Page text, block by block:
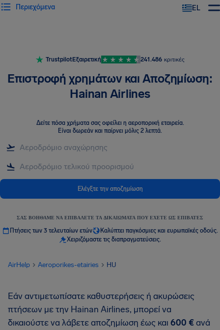
EL
Περιεχόμενα
TrustpilotΕξαιρετική 241.486 κριτικές
Επιστροφή χρημάτων και Αποζημίωση:
Hainan Airlines
Δείτε πόσα χρήματα σας οφείλει η αεροπορική εταιρεία.
Είναι δωρεάν και παίρνει μόλις 2 λεπτά.
Ελέγξτε την αποζημίωση
ΣΑΣ ΒΟΗΘΆΜΕ ΝΑ ΕΠΙΒΆΛΕΤΕ ΤΑ ΔΙΚΑΙΏΜΑΤΑ ΠΟΥ ΈΧΕΤΕ ΩΣ ΕΠΙΒΆΤΕΣ
Πτήσεις των 3 τελευταίων ετών
Καλύπτει παγκόσμιες και ευρωπαϊκές οδούς.
Χειριζόμαστε τις διαπραγματεύσεις.
AirHelp Aeroporikes-etairies HU
Εάν αντιμετωπίσατε καθυστερήσεις ή ακυρώσεις
πτήσεων με την Hainan Airlines, μπορεί να
δικαιούστε να λάβετε αποζημίωση έως και 600 €ανά